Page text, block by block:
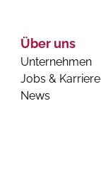
Über uns
Unternehmen
Jobs & Karriere
News